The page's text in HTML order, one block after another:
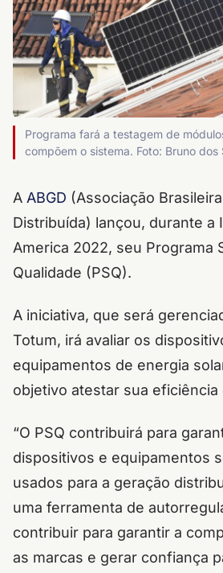
Programa fará a testagem de
compõem o sistema. Foto: Bruno dos
A ABGD (Associação
Distribuída) lançou, durante a
America 2022, seu Programa
Qualidade (PSQ).
A iniciativa, que será
Totum, irá avaliar os
equipamentos de energia
objetivo atestar sua eficiência
“O PSQ contribuirá para
dispositivos e equipamentos
usados para a geração
uma ferramenta de
contribuir para garantir a
as marcas e gerar confiança